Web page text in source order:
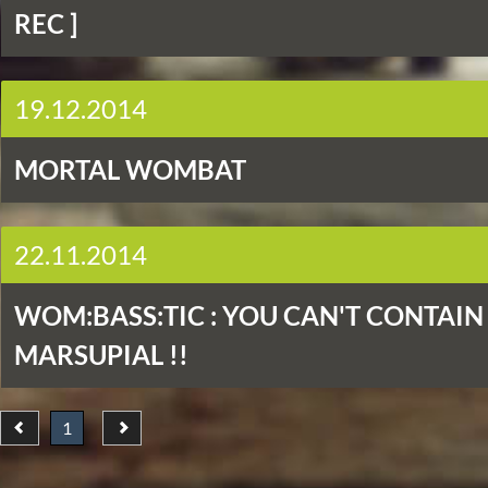
REC ]
19.12.2014
MORTAL WOMBAT
22.11.2014
WOM:BASS:TIC : YOU CAN'T
MARSUPIAL !!
1